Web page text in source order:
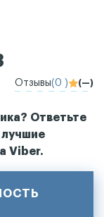
Отзывы(0 ) (—)
Ответьте
Viber.